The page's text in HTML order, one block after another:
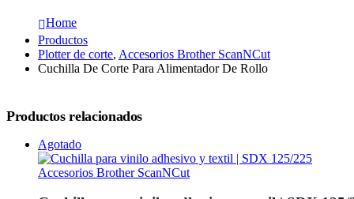
Home
Productos
Plotter de corte, Accesorios Brother ScanNCut
Cuchilla De Corte Para Alimentador De Rollo
Productos relacionados
Agotado
Accesorios Brother ScanNCut